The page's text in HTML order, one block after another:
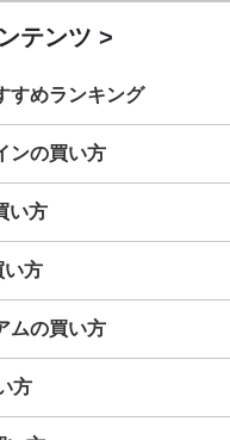
テンツ
すめランキング
ンの買い方
い方
い方
ムの買い方
方